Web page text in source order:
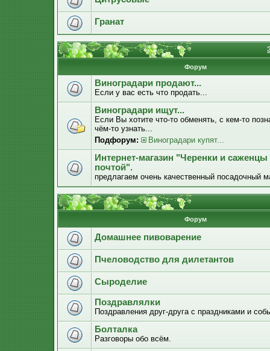
Гранат
Форум
Виноградари продают...
Если у вас есть что продать...
Виноградари ищут...
Если Вы хотите что-то обменять, с кем-то
чём-то узнать...
Подфорум:
Виноградари купят...
Интернет-магазин "Черенки и саженцы
почтой".
предлагаем очень качественный посадочный
Форум
Домашнее пивоварение
Пчеловодство для дилетантов
Сыроделие
Поздравлялки
Поздравления друг-друга с праздниками и
Болталка
Разговоры обо всём.